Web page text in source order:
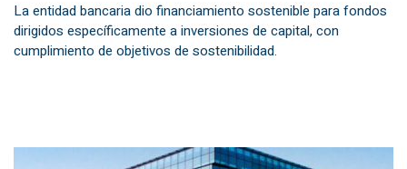
La entidad bancaria dio financiamiento sostenible para fondos
dirigidos específicamente a inversiones de capital, con
cumplimiento de objetivos de sostenibilidad.